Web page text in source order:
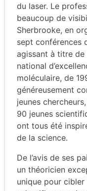
du laser. Le
beaucoup de
Sherbrooke, en
sept conférences
agissant à titre de
national
moléculaire, de
généreusement
jeunes
90 jeunes
ont tous été
de la science.
De l’avis de ses
un théoricien
unique pour